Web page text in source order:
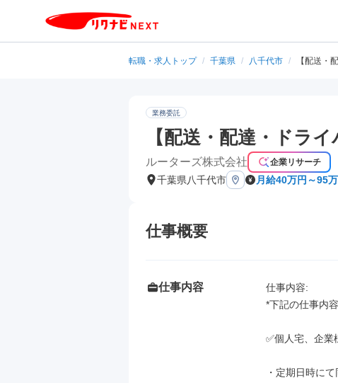
転職・求人トップ / 千葉県 / 八千代市 / 【配送・
業務委託
【配送・配達・ドライ
ルーターズ株式会社 企業リサーチ
千葉県八千代市 月給40万円～95
仕事概要
仕事内容
仕事内容:
*下記の仕事内
✅個人宅、企業
・定期日時に